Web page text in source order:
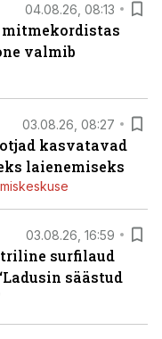
04.08.26, 08:13
valmib
03.08.26, 08:27
kasvatavad
laienemiseks
03.08.26, 16:59
surfilaud
säästud